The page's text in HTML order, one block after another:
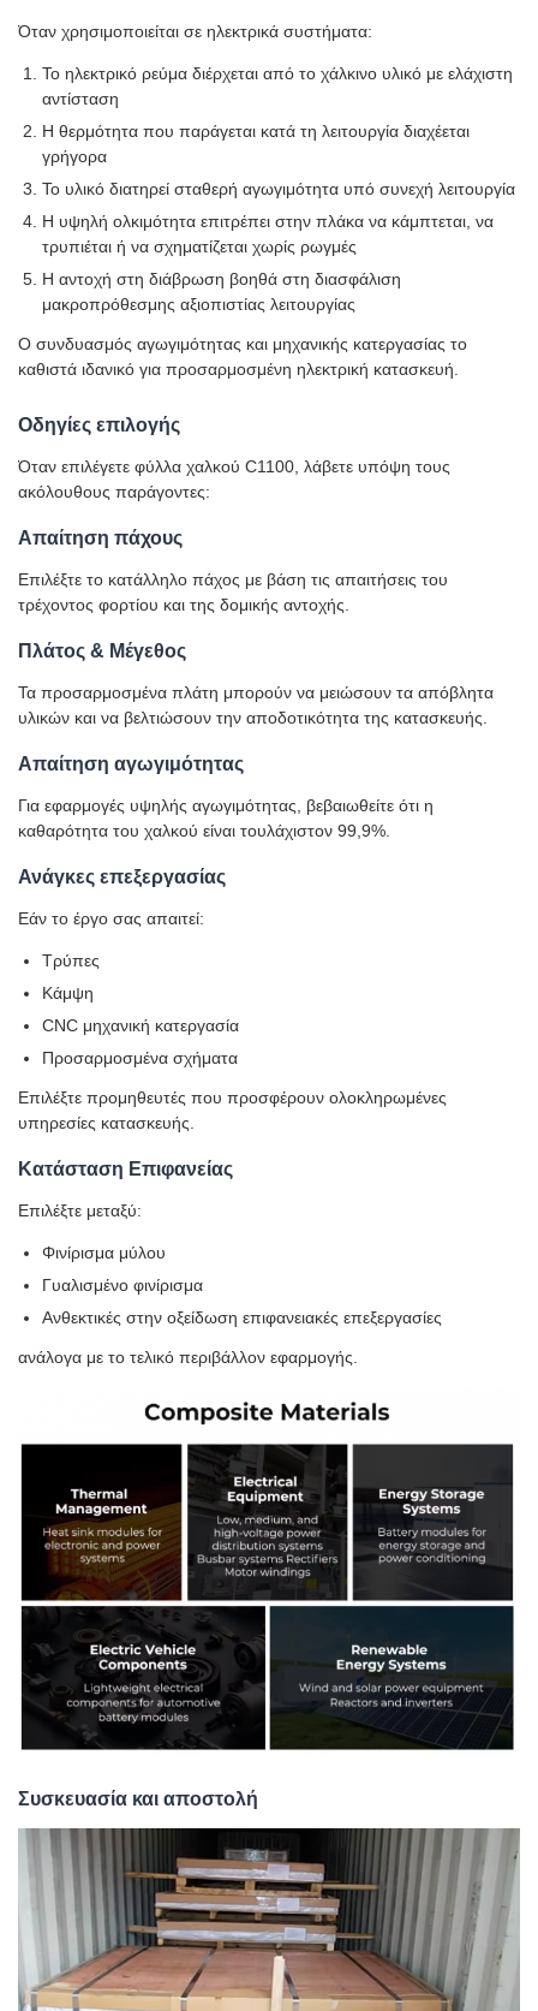
Όταν χρησιμοποιείται σε ηλεκτρικά συστήματα:
Το ηλεκτρικό ρεύμα διέρχεται από το χάλκινο υλικό με ελάχιστη
αντίσταση
Η θερμότητα που παράγεται κατά τη λειτουργία διαχέεται
γρήγορα
Το υλικό διατηρεί σταθερή αγωγιμότητα υπό συνεχή λειτουργία
Η υψηλή ολκιμότητα επιτρέπει στην πλάκα να κάμπτεται, να
τρυπιέται ή να σχηματίζεται χωρίς ρωγμές
Η αντοχή στη διάβρωση βοηθά στη διασφάλιση
μακροπρόθεσμης αξιοπιστίας λειτουργίας
Ο συνδυασμός αγωγιμότητας και μηχανικής κατεργασίας το
καθιστά ιδανικό για προσαρμοσμένη ηλεκτρική κατασκευή.
Οδηγίες επιλογής
Όταν επιλέγετε φύλλα χαλκού C1100, λάβετε υπόψη τους
ακόλουθους παράγοντες:
Απαίτηση πάχους
Επιλέξτε το κατάλληλο πάχος με βάση τις απαιτήσεις του
τρέχοντος φορτίου και της δομικής αντοχής.
Πλάτος & Μέγεθος
Τα προσαρμοσμένα πλάτη μπορούν να μειώσουν τα απόβλητα
υλικών και να βελτιώσουν την αποδοτικότητα της κατασκευής.
Απαίτηση αγωγιμότητας
Για εφαρμογές υψηλής αγωγιμότητας, βεβαιωθείτε ότι η
καθαρότητα του χαλκού είναι τουλάχιστον 99,9%.
Ανάγκες επεξεργασίας
Εάν το έργο σας απαιτεί:
Τρύπες
Κάμψη
CNC μηχανική κατεργασία
Προσαρμοσμένα σχήματα
Επιλέξτε προμηθευτές που προσφέρουν ολοκληρωμένες
υπηρεσίες κατασκευής.
Κατάσταση Επιφανείας
Επιλέξτε μεταξύ:
Φινίρισμα μύλου
Γυαλισμένο φινίρισμα
Ανθεκτικές στην οξείδωση επιφανειακές επεξεργασίες
ανάλογα με το τελικό περιβάλλον εφαρμογής.
Συσκευασία και αποστολή